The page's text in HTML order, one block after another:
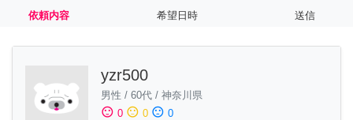
依頼内容 希望日時 送信
yzr500
男性 / 60代 / 神奈川県
sentiment_satisfied 0 sentiment_neutral 0 sentiment_dissatisfied 0